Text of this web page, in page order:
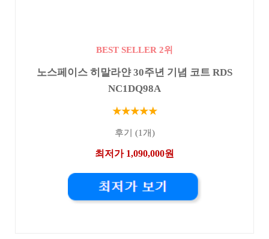
BEST SELLER 2위
노스페이스 히말라얀 30주년 기념 코트 RDS
NC1DQ98A
★★★★★
후기 (1개)
최저가 1,090,000원